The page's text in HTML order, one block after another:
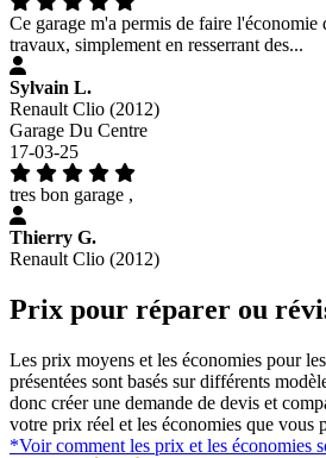
Ce garage m'a permis de faire l'économie
travaux, simplement en resserrant des...
Sylvain L.
Renault Clio (2012)
Garage Du Centre
17-03-25
tres bon garage ,
Thierry G.
Renault Clio (2012)
Prix pour réparer ou
Les prix moyens et les économies pour
présentées sont basés sur différents
donc créer une demande de devis et
votre prix réel et les économies que vous
*Voir comment les prix et les économies